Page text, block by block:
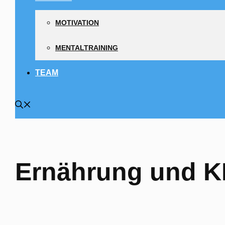
MOTIVATION
MENTALTRAINING
TEAM
Ernährung und